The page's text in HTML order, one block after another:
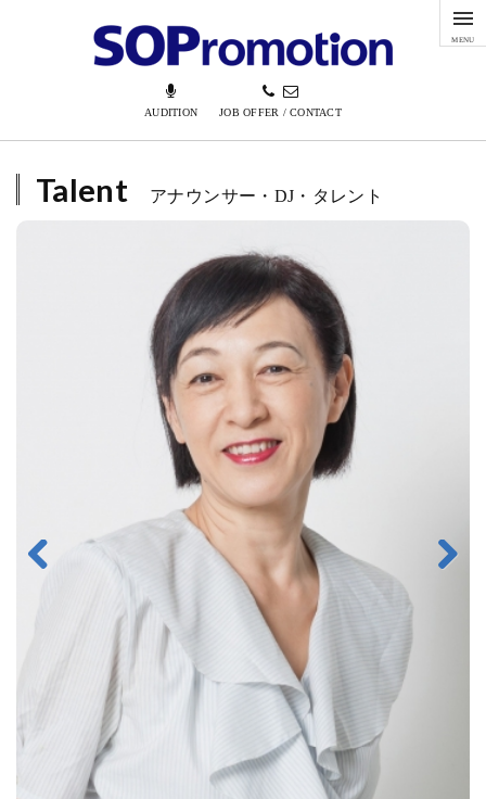
AUDITION JOB OFFER / CONTACT
MENU
Talent アナウンサー・DJ・タレント